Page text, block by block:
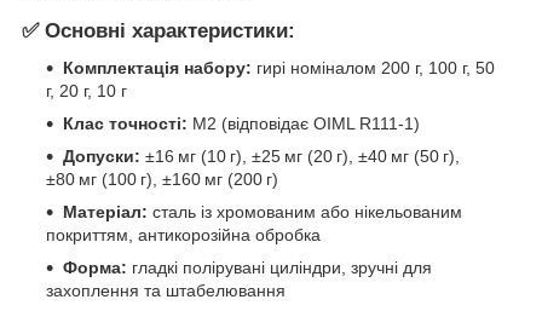
✅ Основні характеристики:
Комплектація набору: гирі номіналом 200 г, 100 г, 50
г, 20 г, 10 г
Клас точності: M2 (відповідає OIML R111‑1)
Допуски: ±16 мг (10 г), ±25 мг (20 г), ±40 мг (50 г),
±80 мг (100 г), ±160 мг (200 г)
Матеріал: сталь із хромованим або нікельованим
покриттям, антикорозійна обробка
Форма: гладкі полірувані циліндри, зручні для
захоплення та штабелювання